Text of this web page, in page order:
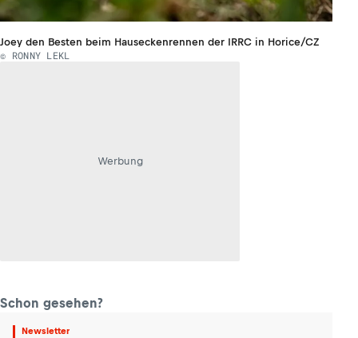
Joey den Besten beim Hauseckenrennen der IRRC in Horice/CZ
© RONNY LEKL
Werbung
Schon gesehen?
Newsletter